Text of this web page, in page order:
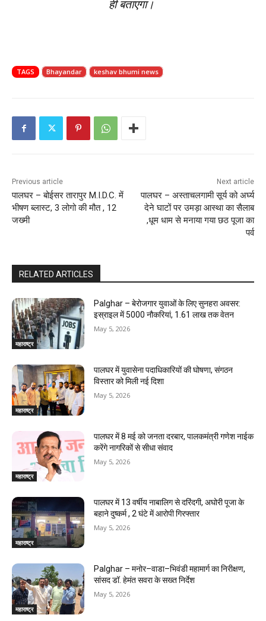
ही बताएगा।
TAGS Bhayandar keshav bhumi news
Previous article
पालघर – बोईसर तारापुर M.I.D.C. में
भीषण ब्लास्ट, 3 लोगो की मौत , 12
जख्मी
Next article
पालघर – अस्ताचलगामी सूर्य को अर्घ्य
देने घाटों पर उमड़ा आस्था का सैलाब
,धूम धाम से मनाया गया छठ पूजा का
पर्व
RELATED ARTICLES
महाराष्ट्र
Palghar – बेरोजगार युवाओं के लिए सुनहरा अवसर:
इस्राइल में 5000 नौकरियां, ₹1.61 लाख तक वेतन
May 5, 2026
महाराष्ट्र
पालघर में युवासेना पदाधिकारियों की घोषणा, संगठन
विस्तार को मिली नई दिशा
May 5, 2026
महाराष्ट्र
पालघर में 8 मई को जनता दरबार, पालकमंत्री गणेश नाईक
करेंगे नागरिकों से सीधा संवाद
May 5, 2026
महाराष्ट्र
पालघर में 13 वर्षीय नाबालिग से दरिंदगी, अघोरी पूजा के
बहाने दुष्कर्म , 2 घंटे में आरोपी गिरफ्तार
May 5, 2026
महाराष्ट्र
Palghar – मनोर–वाडा–भिवंडी महामार्ग का निरीक्षण,
सांसद डॉ. हेमंत सवरा के सख्त निर्देश
May 5, 2026